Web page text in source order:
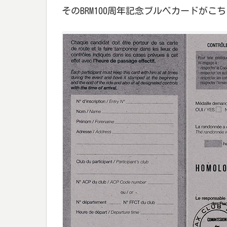
そのBRM100周年記念ブルベカードがこ